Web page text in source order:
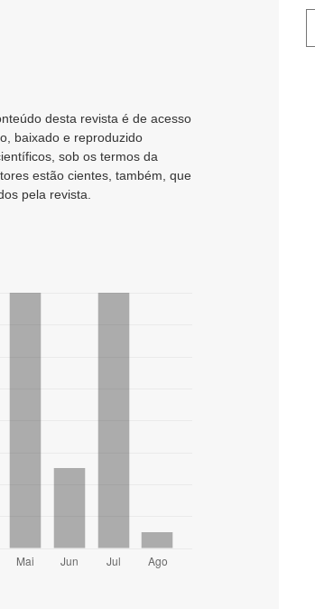
desta revista é de acesso
baixado e reproduzido
sob os termos da
estão cientes, também, que
pela revista.